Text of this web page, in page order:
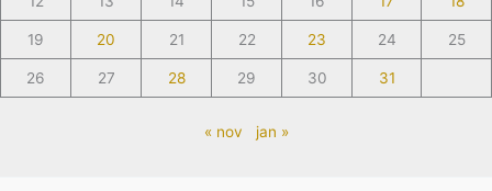
19 20 21 22 23 24 25
26 27 28 29 30 31
« nov jan »